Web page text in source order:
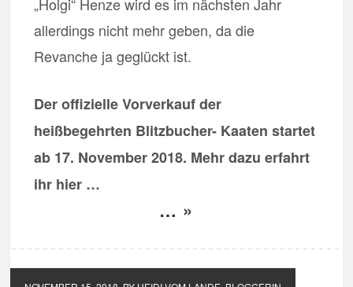
allerdings nicht mehr geben, da die
Revanche ja geglückt ist.
Der offizielle Vorverkauf der
heißbegehrten Blitzbucher- Kaaten startet
ab 17. November 2018. Mehr dazu erfahrt
ihr hier …
… »